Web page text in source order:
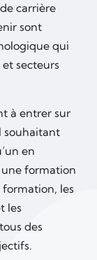
carrière
sont
qui
secteurs
à entrer sur
souhaitant
en
formation
formation, les
les
des